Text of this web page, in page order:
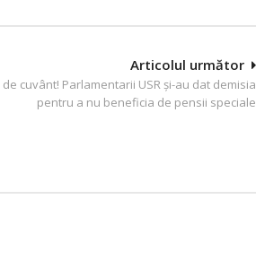
Articolul următor
de cuvânt! Parlamentarii USR și-au dat demisia
pentru a nu beneficia de pensii speciale